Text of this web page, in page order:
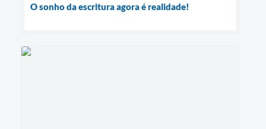
O sonho da escritura agora é realidade!